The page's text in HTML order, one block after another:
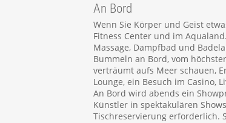
An Bord
Wenn Sie Körper und Geist
Fitness Center und im
Massage, Dampfbad und
Bummeln an Bord, vom
verträumt aufs Meer schauen,
Lounge, ein Besuch im Casino,
An Bord wird abends ein
Künstler in spektakulären
Tischreservierung erforderlich.